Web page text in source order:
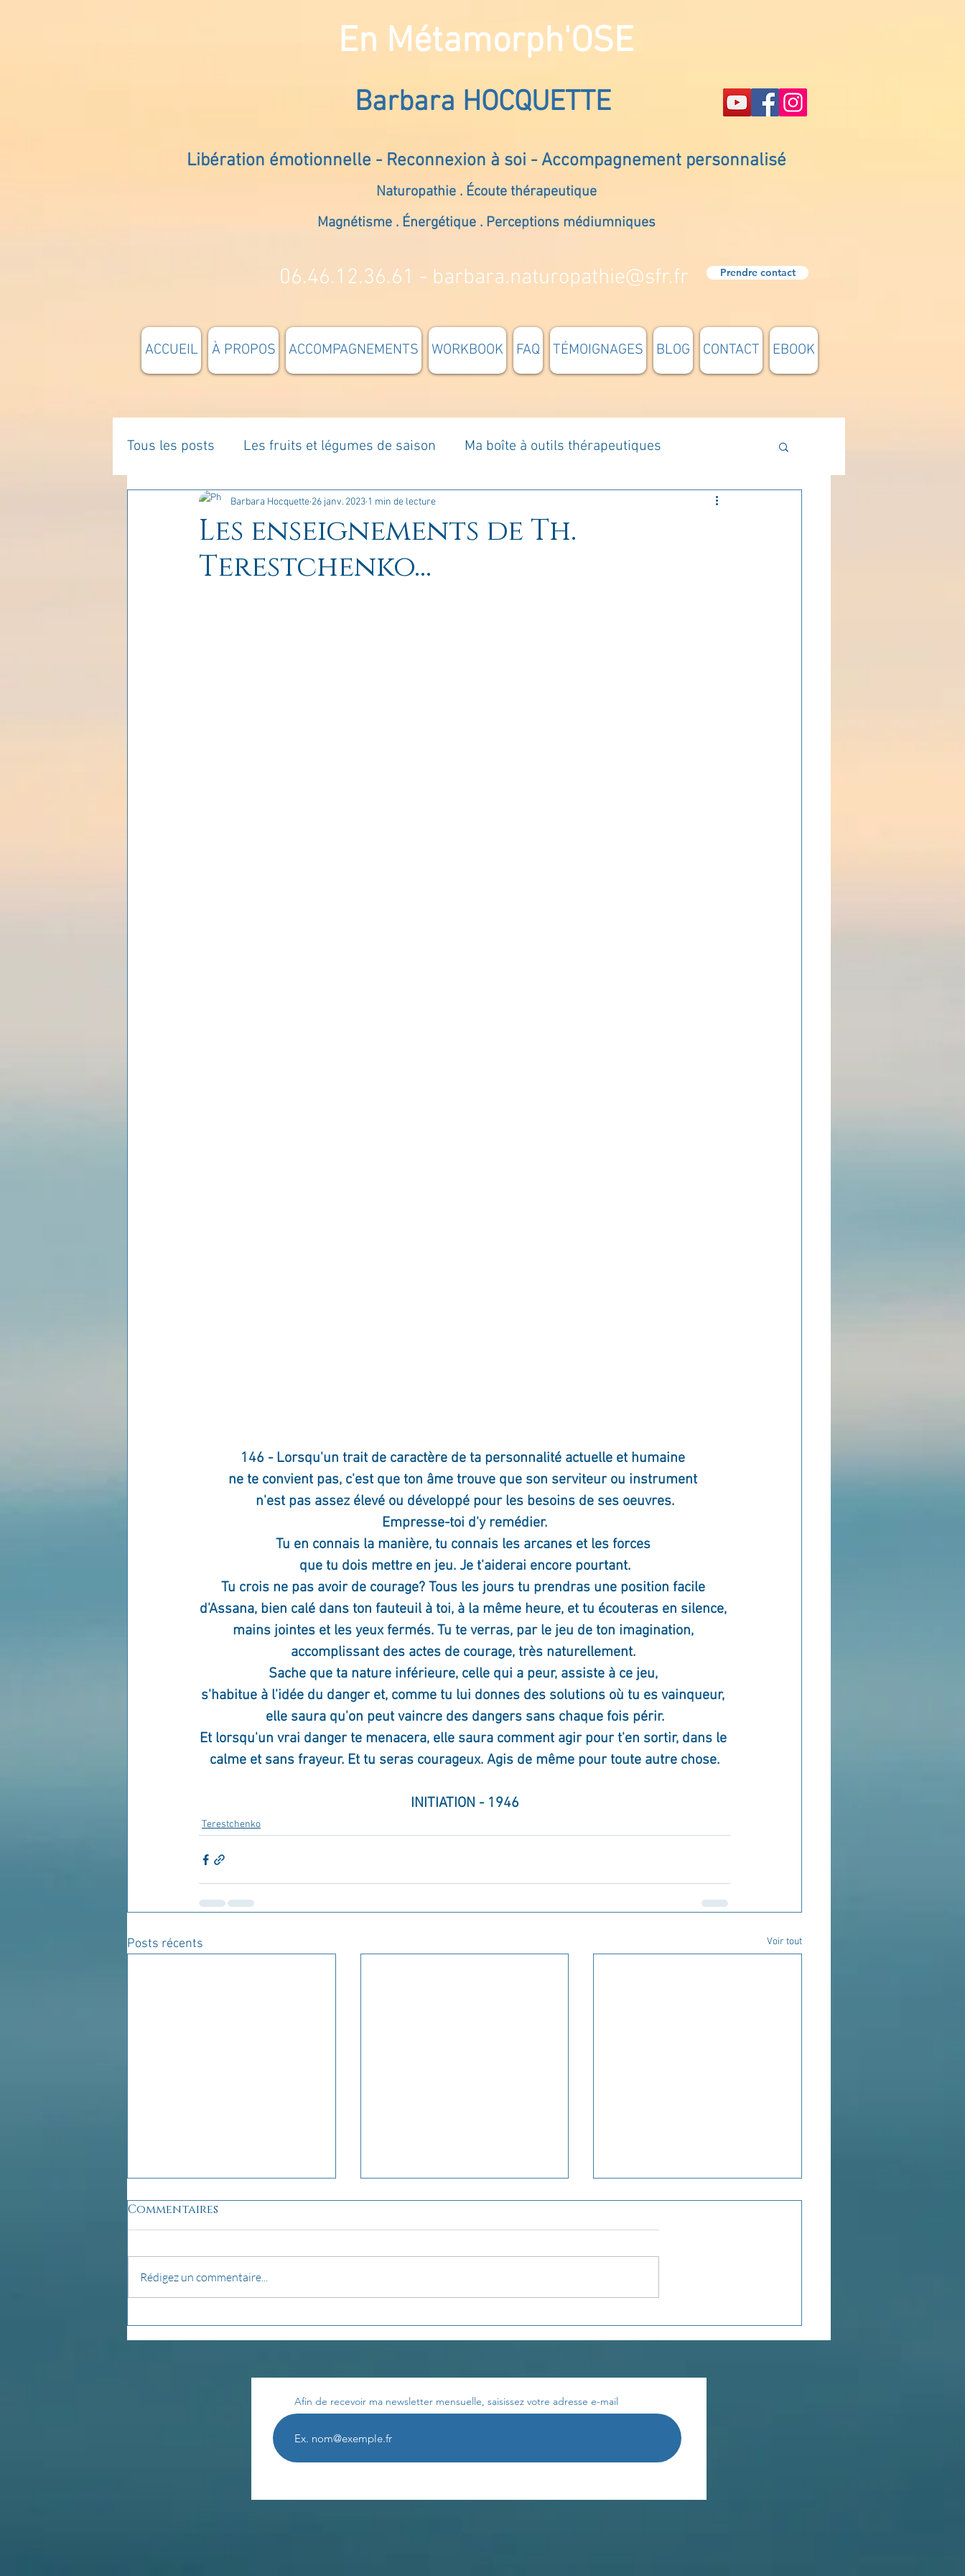
En Métamorph'OSE
Barbara HOCQUETTE
Libération émotionnelle - Reconnexion à soi - Accompagnement personnalisé
Naturopathie . Écoute thérapeutique
Magnétisme . Énergétique . Perceptions médiumniques
06.46.12.36.61 - barbara.naturopathie@sfr.fr Prendre contact
ACCUEIL À PROPOS ACCOMPAGNEMENTS WORKBOOK FAQ TÉMOIGNAGES BLOG CONTACT EBOOK
Tous les posts Les fruits et légumes de saison Ma boîte à outils thérapeutiques
La parentalité De vous à moi... Rome : voyage Méthodologie
Enseignements Pensées du jour Croyances et idées reçues
Les enseignements de Th.
Terestchenko...
Barbara Hocquette 26 janv. 2023 1 min de lecture
146 - Lorsqu'un trait de caractère de ta personnalité actuelle et humaine
ne te convient pas, c'est que ton âme trouve que son serviteur ou instrument
n'est pas assez élevé ou développé pour les besoins de ses oeuvres.
Empresse-toi d'y remédier.
Tu en connais la manière, tu connais les arcanes et les forces
que tu dois mettre en jeu. Je t'aiderai encore pourtant.
Tu crois ne pas avoir de courage? Tous les jours tu prendras une position facile
d'Assana, bien calé dans ton fauteuil à toi, à la même heure, et tu écouteras en silence,
mains jointes et les yeux fermés. Tu te verras, par le jeu de ton imagination,
accomplissant des actes de courage, très naturellement.
Sache que ta nature inférieure, celle qui a peur, assiste à ce jeu,
s'habitue à l'idée du danger et, comme tu lui donnes des solutions où tu es vainqueur,
elle saura qu'on peut vaincre des dangers sans chaque fois périr.
Et lorsqu'un vrai danger te menacera, elle saura comment agir pour t'en sortir, dans le
calme et sans frayeur. Et tu seras courageux. Agis de même pour toute autre chose.
INITIATION - 1946
Terestchenko
Posts récents Voir tout
Les enseignements de
Th. Terestchenko...
Les enseignements de
Th. Terestchenko...
Les enseignements de
Th. Terestchenko...
Commentaires
Rédigez un commentaire...
Afin de recevoir ma newsletter mensuelle, saisissez votre adresse e-mail